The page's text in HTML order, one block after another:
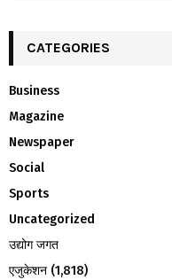
h
o
r
:
CATEGORIES
Business
Magazine
Newspaper
Social
Sports
Uncategorized
उद्योग जगत
एजुकेशन (1,818)